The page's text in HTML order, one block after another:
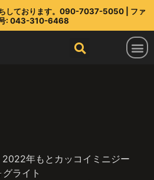
しております。090-7037-5050 | ファ
: 043-310-6468
年もとカッコイミニジー
ライト